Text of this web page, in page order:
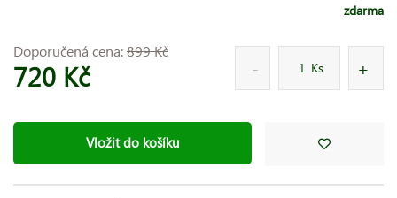
zdarma
Doporučená cena:899 Kč
720 Kč Ks
Vložit do košíku